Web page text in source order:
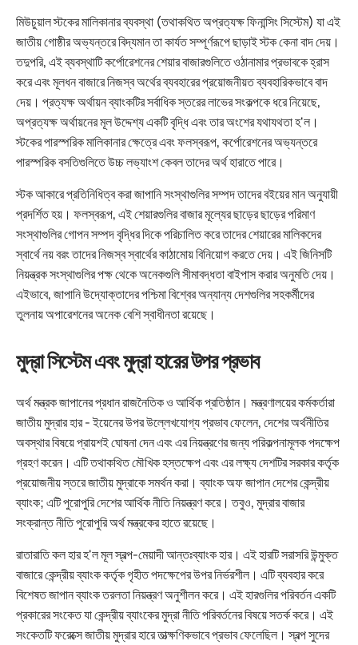
মিউচুয়াল স্টকের মালিকানার ব্যবস্থা (তথাকথিত অপ্রত্যক্ষ ফিনান্সিং সিস্টেম) যা এই
জাতীয় গোষ্ঠীর অভ্যন্তরে বিদ্যমান তা কার্যত সম্পূর্ণরূপে ছাড়াই স্টক কেনা বাদ দেয়।
তদুপরি, এই ব্যবস্থাটি কর্পোরেশনের শেয়ার বাজারগুলিতে ওঠানামার প্রভাবকে হ্রাস
করে এবং মূলধন বাজারে নিজস্ব অর্থের ব্যবহারের প্রয়োজনীয়ত ব্যবহারিকভাবে বাদ
দেয়। প্রত্যক্ষ অর্থায়ন ব্যাংকটির সর্বাধিক স্তরের লাভের সংকল্পকে ধরে নিয়েছে,
অপ্রত্যক্ষ অর্থায়নের মূল উদ্দেশ্য একটি বৃদ্ধি এবং তার অংশের যথাযথতা হ'ল।
স্টকের পারস্পরিক মালিকানার ক্ষেত্রে এবং ফলস্বরূপ, কর্পোরেশনের অভ্যন্তরে
পারস্পরিক বসতিগুলিতে উচ্চ লভ্যাংশ কেবল তাদের অর্থ হারাতে পারে।
স্টক আকারে প্রতিনিধিত্ব করা জাপানি সংস্থাগুলির সম্পদ তাদের বইয়ের মান অনুযায়ী
প্রদর্শিত হয়। ফলস্বরূপ, এই শেয়ারগুলির বাজার মূল্যের ছাড়ের ছাড়ের পরিমাণ
সংস্থাগুলির গোপন সম্পদ বৃদ্ধির দিকে পরিচালিত করে তাদের শেয়ারের মালিকদের
স্বার্থে নয় বরং তাদের নিজস্ব স্বার্থের কাঠামোয়বিনিয়োগ করতে দেয়। এই জিনিসটি
নিয়ন্ত্রক সংস্থাগুলির পক্ষ থেকে অনেকগুলি সীমাবদ্ধতা বাইপাস করার অনুমতি দেয়।
এইভাবে, জাপানি উদ্যোক্তাদের পশ্চিমা বিশ্বের অন্যান্য দেশগুলির সহকর্মীদের
তুলনায় অপারেশনের অনেক বেশি স্বাধীনতা রয়েছে।
মুদ্রা সিস্টেম এবং মুদ্রা হারের উপর প্রভাব
অর্থ মন্ত্রক জাপানের প্রধান রাজনৈতিক ও আর্থিক প্রতিষ্ঠান। মন্ত্রণালয়ের কর্মকর্তারা
জাতীয় মুদ্রার হার - ইয়েনের উপর উল্লেখযোগ্য প্রভাব ফেলেন, দেশের অর্থনীতির
অবস্থার বিষয়ে প্রায়শই ঘোষনা দেন এবং এর নিয়ন্ত্রণের জন্য পরিকল্পনামূলক পদক্ষেপ
গ্রহণ করেন। এটি তথাকথিত মৌখিক হস্তক্ষেপ এবং এর লক্ষ্য দেশটির সরকার কর্তৃক
প্রয়োজনীয় স্তরে জাতীয় মুদ্রাকে সমর্থন করা। ব্যাংক অফ জাপান দেশের কেন্দ্রীয়
ব্যাংক; এটি পুরোপুরি দেশের আর্থিক নীতি নিয়ন্ত্রণ করে। তবুও, মুদ্রার বাজার
সংক্রান্ত নীতি পুরোপুরি অর্থ মন্ত্রকের হাতে রয়েছে।
রাতারাতি কল হার হ'ল মূল স্বল্প-মেয়াদী আন্তঃব্যাংক হার। এই হারটি সরাসরি উন্মুক্ত
বাজারে কেন্দ্রীয় ব্যাংক কর্তৃক গৃহীত পদক্ষেপের উপর নির্ভরশীল। এটি ব্যবহার করে
বিশেষত জাপান ব্যাংক তরলতা নিয়ন্ত্রণ অনুশীলন করে। এই হারগুলির পরিবর্তন একটি
প্রকারের সংকেত যা কেন্দ্রীয় ব্যাংকের মুদ্রা নীতি পরিবর্তনের বিষয়ে সতর্ক করে। এই
সংকেতটি ফরেক্সে জাতীয় মুদ্রার হারে তাত্ক্ষণিকভাবে প্রভাব ফেলেছিল। স্বল্প সুদের